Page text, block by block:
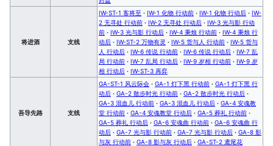
将进酒 支线
IW-ST-1 客将至 · IW-1 化物 行动前 · IW-1 化物 行动后 · IW-
2 无寻处 行动前 · IW-2 无寻处 行动后 · IW-3 光与影 行动
前 · IW-3 光与影 行动后 · IW-4 秉烛 行动前 · IW-4 秉烛 行
动后 · IW-ST-2 万物有灵 · IW-5 货与人 行动前 · IW-5 货与
人 行动后 · IW-6 传说 行动前 · IW-6 传说 行动后 · IW-7 乱
局 行动前 · IW-7 乱局 行动后 · IW-9 岁相 行动前 · IW-9 岁
相 行动后 · IW-ST-3 再弈
吾导先路 支线
GA-ST-1 风云际会 · GA-1 灯下黑 行动前 · GA-1 灯下黑 行
动后 · GA-2 散步时光 行动前 · GA-2 散步时光 行动后 ·
GA-3 混血儿 行动前 · GA-3 混血儿 行动后 · GA-4 安魂教
堂 行动前 · GA-4 安魂教堂 行动后 · GA-5 葬礼 行动前 ·
GA-5 葬礼 行动后 · GA-6 安魂曲 行动前 · GA-6 安魂曲 行
动后 · GA-7 光与影 行动前 · GA-7 光与影 行动后 · GA-8 影
与灰 行动前 · GA-8 影与灰 行动后 · GA-ST-2 鸢尾花